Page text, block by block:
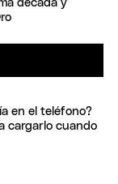
década y
en el teléfono?
cargarlo cuando